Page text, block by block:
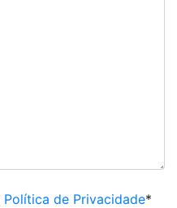
Política de Privacidade*